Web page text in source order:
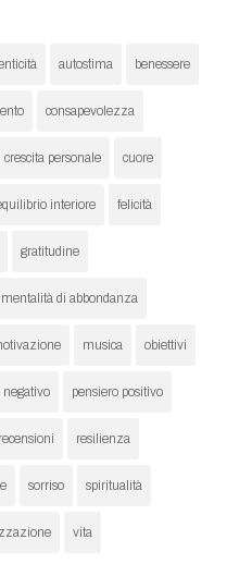
autostima benessere
consapevolezza
crescita personale cuore
interiore felicità
gratitudine
mentalità di abbondanza
musica obiettivi
negativo pensiero positivo
recensioni resilienza
sorriso spiritualità
vita